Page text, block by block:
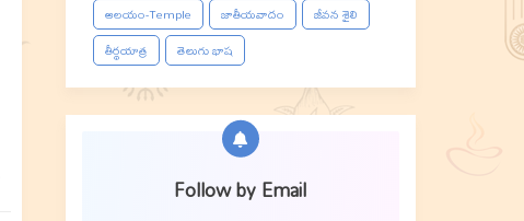
ఆలయం-Temple
జాతీయవాదం
జీవన శైలి
తీర్థయాత్ర
తెలుగు భాష
Follow by Email